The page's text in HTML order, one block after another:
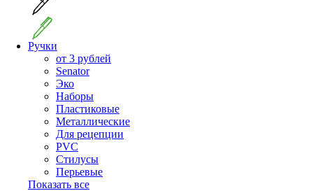
Ручки
от 3 рублей
Senator
Эко
Наборы
Пластиковые
Металлические
Для рецепции
PVC
Стилусы
Перьевые
Показать все